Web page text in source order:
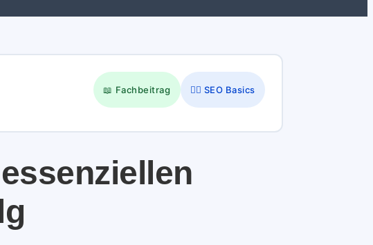
📖 Fachbeitrag 👷‍♂️ SEO Basics
essenziellen